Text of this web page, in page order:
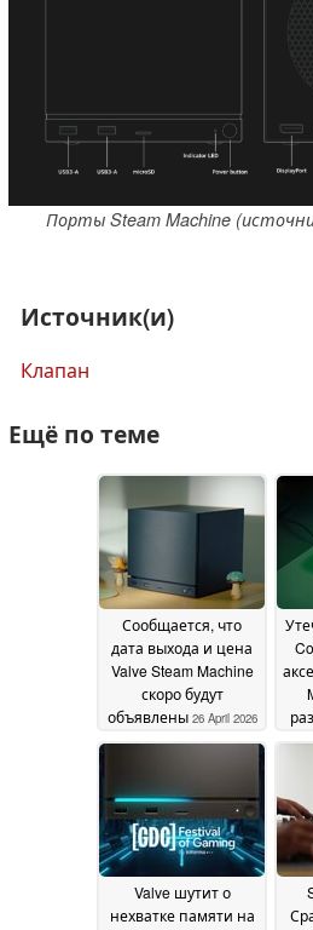
Порты Steam Machine
Источник(и)
Клапан
Ещё по теме
Сообщается, что
дата выхода и цена
Valve Steam Machine
скоро будут
объявлены 26 April 2026
Valve шутит о
нехватке памяти на